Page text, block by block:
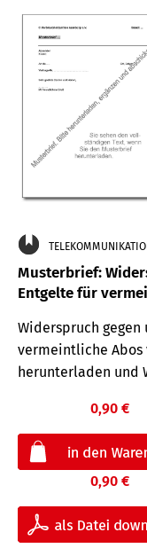
Musterbrief:
Entgelte für
Widerspruch
vermeintliche
herunterladen und
0,90 €
0,90 €